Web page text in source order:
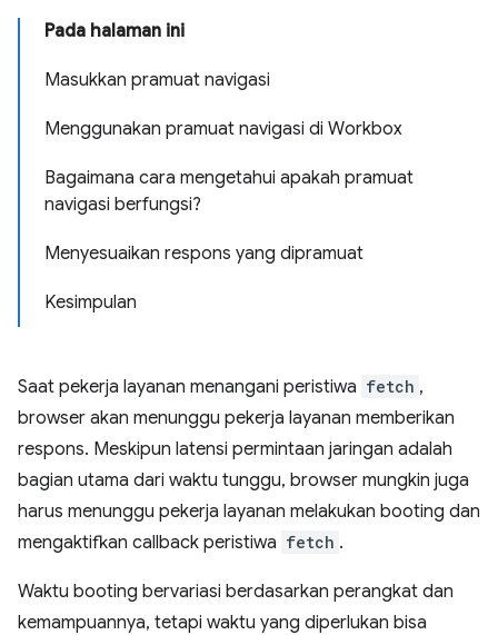
Pada halaman ini
Masukkan pramuat navigasi
Menggunakan pramuat navigasi di Workbox
Bagaimana cara mengetahui apakah pramuat
navigasi berfungsi?
Menyesuaikan respons yang dipramuat
Kesimpulan
Saat pekerja layanan menangani peristiwa fetch ,
browser akan menunggu pekerja layanan memberikan
respons. Meskipun latensi permintaan jaringan adalah
bagian utama dari waktu tunggu, browser mungkin juga
harus menunggu pekerja layanan melakukan booting dan
mengaktifkan callback peristiwa fetch .
Waktu booting bervariasi berdasarkan perangkat dan
kemampuannya, tetapi waktu yang diperlukan bisa